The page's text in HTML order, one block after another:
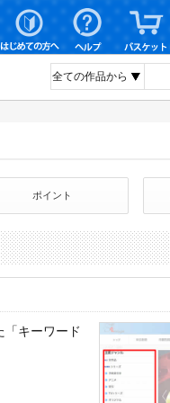
ポイント
キーワード